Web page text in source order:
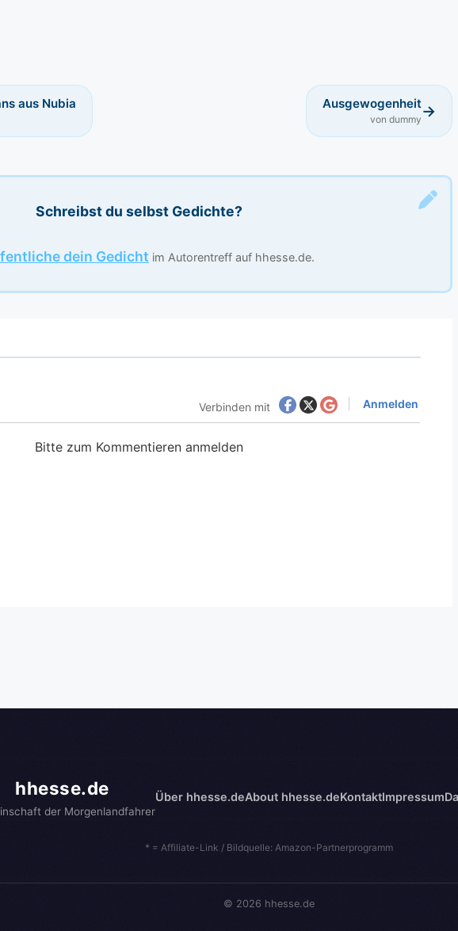
aus Nubia Ausgewogenheit
von dummy →
Schreibst du selbst Gedichte?
dein Gedicht im Autorentreff auf hhesse.de.
Verbinden mit Anmelden
Bitte zum Kommentieren anmelden
hhesse.de
der Morgenlandfahrer
Über hhesse.deAbout hhesse.deKontaktImpressum
* = Affiliate-Link / Bildquelle: Amazon-Partnerprogramm
© 2026 hhesse.de